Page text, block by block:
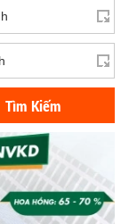
Tìm Kiếm